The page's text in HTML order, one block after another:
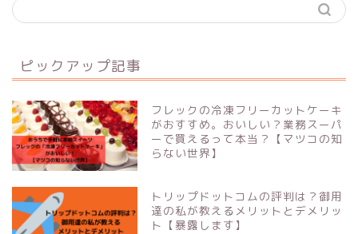
ピックアップ記事
フレックの冷凍フリーカットケーキ
がおすすめ。おいしい？業務スーパ
ーで買えるって本当？【マツコの知
らない世界】
トリップドットコムの評判は？御用
達の私が教えるメリットとデメリッ
ト【暴露します】